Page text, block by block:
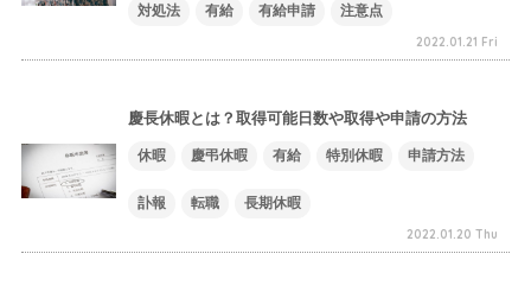
対処法 有給 有給申請 注意点
2022.01.21 Fri
慶長休暇とは？取得可能日数や取得や申請の方法
休暇 慶弔休暇 有給 特別休暇 申請方法
訃報 転職 長期休暇
2022.01.20 Thu